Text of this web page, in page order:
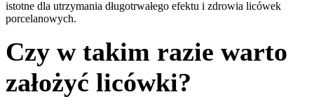
istotne dla utrzymania długotrwałego efektu i zdrowia licówek
porcelanowych.
Czy w takim razie warto
założyć licówki?